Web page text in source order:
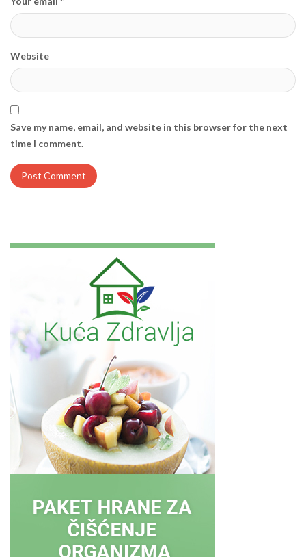
Website
Save my name, email, and website in this browser for the next
time I comment.